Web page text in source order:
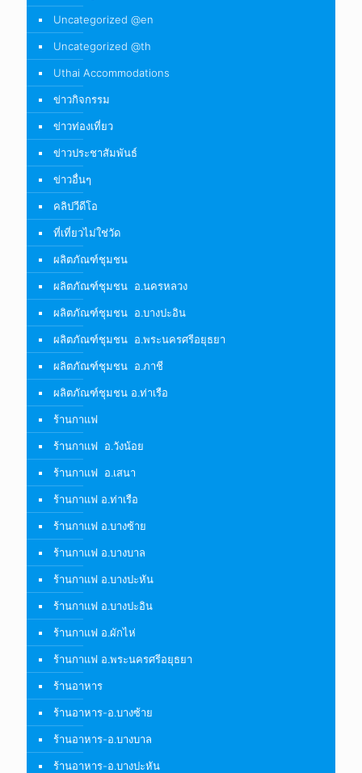
Uncategorized @en
Uncategorized @th
Uthai Accommodations
ข่าวกิจกรรม
ข่าวท่องเที่ยว
ข่าวประชาสัมพันธ์
ข่าวอื่นๆ
คลิปวีดีโอ
ที่เที่ยวไม่ใช่วัด
ผลิตภัณฑ์ชุมชน
ผลิตภัณฑ์ชุมชน อ.นครหลวง
ผลิตภัณฑ์ชุมชน อ.บางปะอิน
ผลิตภัณฑ์ชุมชน อ.พระนครศรีอยุธยา
ผลิตภัณฑ์ชุมชน อ.ภาชี
ผลิตภัณฑ์ชุมชน อ.ท่าเรือ
ร้านกาแฟ
ร้านกาแฟ อ.วังน้อย
ร้านกาแฟ อ.เสนา
ร้านกาแฟ อ.ท่าเรือ
ร้านกาแฟ อ.บางซ้าย
ร้านกาแฟ อ.บางบาล
ร้านกาแฟ อ.บางปะหัน
ร้านกาแฟ อ.บางปะอิน
ร้านกาแฟ อ.ผักไห่
ร้านกาแฟ อ.พระนครศรีอยุธยา
ร้านอาหาร
ร้านอาหาร-อ.บางซ้าย
ร้านอาหาร-อ.บางบาล
ร้านอาหาร-อ.บางปะหัน